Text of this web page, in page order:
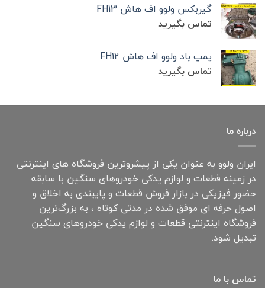
گیربکس ولوو اف هاش FH13
تماس بگیرید
پمپ باد ولوو اف هاش FH12
تماس بگیرید
درباره ما
ایران ولوو به عنوان یکی از پیشروترین فروشگاه های اینترنتی
در زمینه قطعات و لوازم یدکی خودروهای سنگین با سابقه
حضور فیزیکی در بازار فروش قطعات و پایبندی به اخلاق و
اصول حرفه ای موفق شده در مدتی کوتاه ، به بزرگ‌ترین
فروشگاه اینترنتی قطعات و لوازم یدکی خودروهای سنگین
تبدیل شود.
تماس با ما